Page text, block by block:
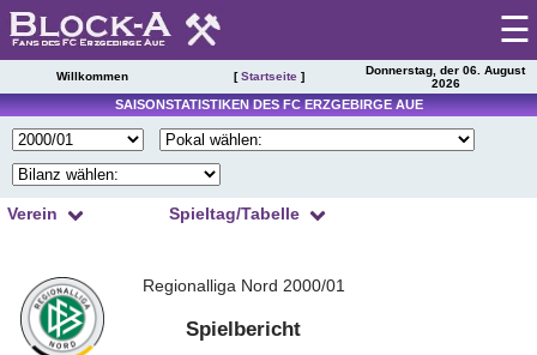
Startseite
Spieltag
|
Tabelle
Presseschau
☰
Willkommen [Startseite]
Donnerstag, der 06. August
2026
SAISONSTATISTIKEN DES FC ERZGEBIRGE AUE
Verein
Spielplan
Einsätze
Spieltag/Tabelle
5
6 7
8
9
10 11
Regionalliga Nord 2000/01
Spielbericht